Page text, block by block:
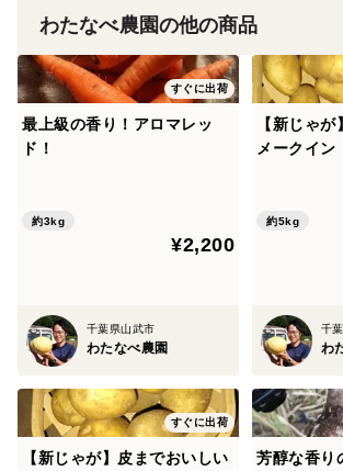
わたなべ農園の他の商品
すぐに出荷
最上級の香り！アロマレッ
ド！
約3kg
¥2,200
千葉県山武市
わたなべ農園
【新じゃ
メークイン
約5kg
千
わ
すぐに出荷
【新じゃが】皮までおいしい
芳醇な香り